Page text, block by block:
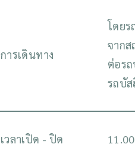
การเดินทาง
โดยร
จากส
ต่อร
รถบัส
เวลาเปิด - ปิด